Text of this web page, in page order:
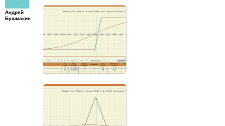
Андрей
Бушмакин